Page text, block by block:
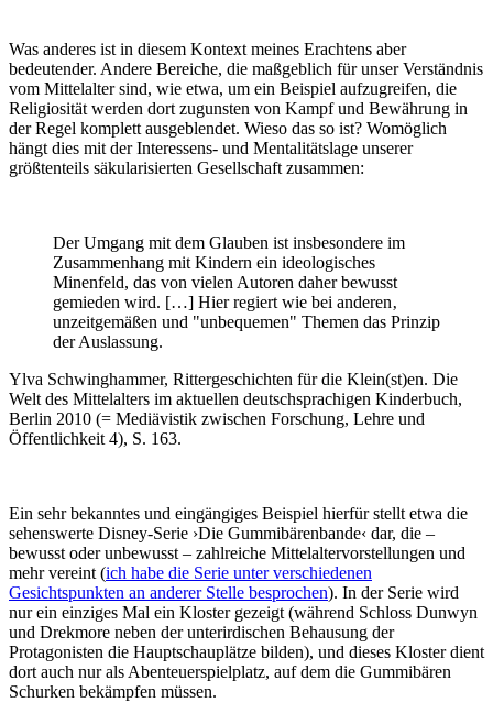
Was anderes ist in diesem Kontext meines Erachtens aber
bedeutender. Andere Bereiche, die maßgeblich für unser Verständnis
vom Mittelalter sind, wie etwa, um ein Beispiel aufzugreifen, die
Religiosität werden dort zugunsten von Kampf und Bewährung in
der Regel komplett ausgeblendet. Wieso das so ist? Womöglich
hängt dies mit der Interessens- und Mentalitätslage unserer
größtenteils säkularisierten Gesellschaft zusammen:
Der Umgang mit dem Glauben ist insbesondere im
Zusammenhang mit Kindern ein ideologisches
Minenfeld, das von vielen Autoren daher bewusst
gemieden wird. […] Hier regiert wie bei anderen‚
unzeitgemäßen und "unbequemen" Themen das Prinzip
der Auslassung.
Ylva Schwinghammer, Rittergeschichten für die Klein(st)en. Die
Welt des Mittelalters im aktuellen deutschsprachigen Kinderbuch,
Berlin 2010 (= Mediävistik zwischen Forschung, Lehre und
Öffentlichkeit 4), S. 163.
Ein sehr bekanntes und eingängiges Beispiel hierfür stellt etwa die
sehenswerte Disney-Serie ›Die Gummibärenbande‹ dar, die –
bewusst oder unbewusst – zahlreiche Mittelaltervorstellungen und
mehr vereint (ich habe die Serie unter verschiedenen
Gesichtspunkten an anderer Stelle besprochen). In der Serie wird
nur ein einziges Mal ein Kloster gezeigt (während Schloss Dunwyn
und Drekmore neben der unterirdischen Behausung der
Protagonisten die Hauptschauplätze bilden), und dieses Kloster dient
dort auch nur als Abenteuerspielplatz, auf dem die Gummibären
Schurken bekämpfen müssen.